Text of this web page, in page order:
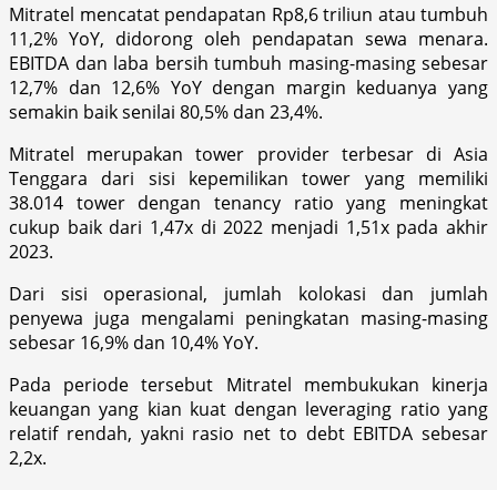
Mitratel mencatat pendapatan Rp8,6 triliun atau tumbuh
11,2% YoY, didorong oleh pendapatan sewa menara.
EBITDA dan laba bersih tumbuh masing-masing sebesar
12,7% dan 12,6% YoY dengan margin keduanya yang
semakin baik senilai 80,5% dan 23,4%.
Mitratel merupakan tower provider terbesar di Asia
Tenggara dari sisi kepemilikan tower yang memiliki
38.014 tower dengan tenancy ratio yang meningkat
cukup baik dari 1,47x di 2022 menjadi 1,51x pada akhir
2023.
Dari sisi operasional, jumlah kolokasi dan jumlah
penyewa juga mengalami peningkatan masing-masing
sebesar 16,9% dan 10,4% YoY.
Pada periode tersebut Mitratel membukukan kinerja
keuangan yang kian kuat dengan leveraging ratio yang
relatif rendah, yakni rasio net to debt EBITDA sebesar
2,2x.